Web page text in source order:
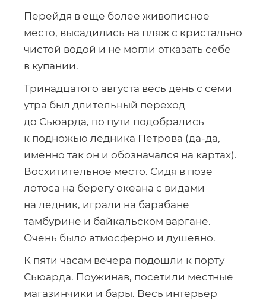
Перейдя в еще более живописное
место, высадились на пляж с кристально
чистой водой и не могли отказать себе
в купании.
Тринадцатого августа весь день с семи
утра был длительный переход
до Сьюарда, по пути подобрались
к подножью ледника Петрова (да-да,
именно так он и обозначался на картах).
Восхитительное место. Сидя в позе
лотоса на берегу океана с видами
на ледник, играли на барабане
тамбурине и байкальском варгане.
Очень было атмосферно и душевно.
К пяти часам вечера подошли к порту
Сьюарда. Поужинав, посетили местные
магазинчики и бары. Весь интерьер